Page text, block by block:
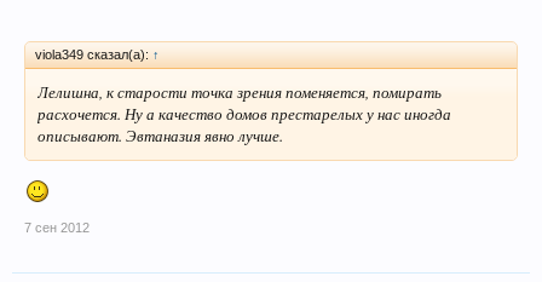
viola349 сказал(а): ↑
Лелишна, к старости точка зрения поменяется, помирать
расхочется. Ну а качество домов престарелых у нас иногда
описывают. Эвтаназия явно лучше.
7 сен 2012